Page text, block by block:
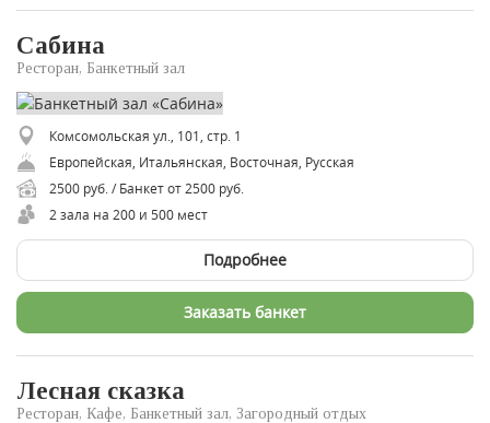
Сабина
Ресторан, Банкетный зал
Комсомольская ул., 101, стр. 1
Европейская, Итальянская, Восточная, Русская
2500 руб. / Банкет от 2500 руб.
2 зала на 200 и 500 мест
Подробнее
Заказать банкет
Лесная сказка
Ресторан, Кафе, Банкетный зал, Загородный отдых